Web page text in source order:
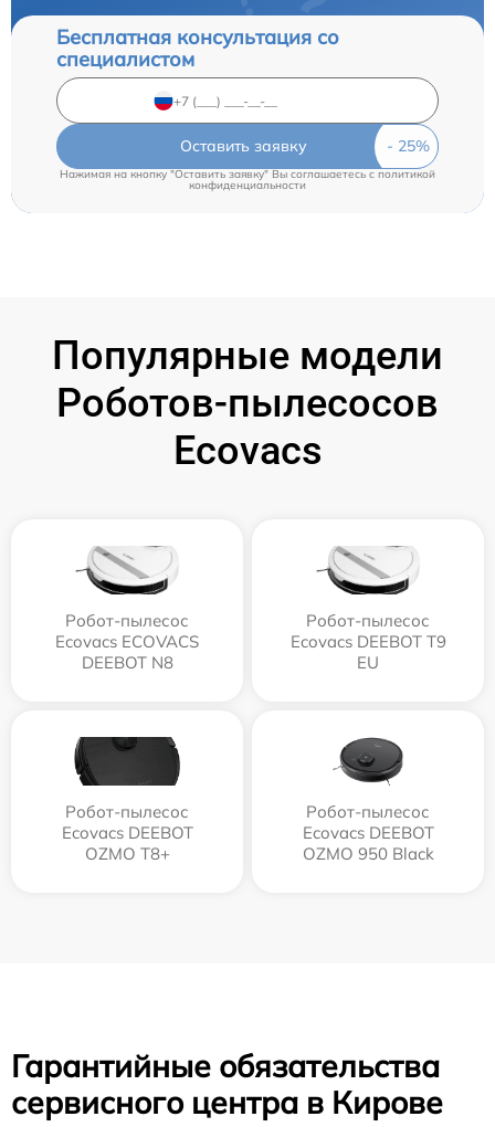
Бесплатная консультация со
специалистом
Оставить заявку
Нажимая на кнопку "Оставить заявку" Вы соглашаетесь c политикой
конфиденциальности
Популярные модели
Роботов-пылесосов
Ecovacs
Робот-пылесос
Ecovacs ECOVACS
DEEBOT N8
Робот-пылесос
Ecovacs DEEBOT T9
EU
Робот-пылесос
Ecovacs DEEBOT
OZMO T8+
Робот-пылесос
Ecovacs DEEBOT
OZMO 950 Black
Гарантийные обязательства
сервисного центра в Кирове